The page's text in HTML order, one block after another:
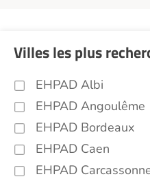
Villes les plus
EHPAD Albi
EHPAD Angoulême
EHPAD Bordeaux
EHPAD Caen
EHPAD